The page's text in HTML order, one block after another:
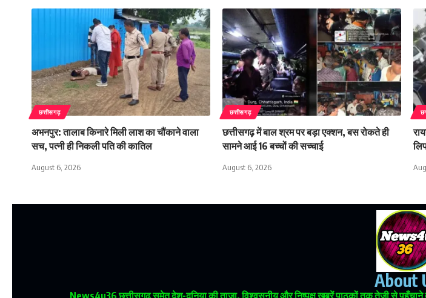
छत्तीसगढ़
अभनपुर: तालाब किनारे मिली लाश का चौंकाने वाला
सच, पत्नी ही निकली पति की कातिल
August 6, 2026
छत्तीसगढ़
छत्तीसगढ़ में बाल श्रम पर बड़ा एक्शन, बस रोकते ही
सामने आई 16 बच्चों की सच्चाई
August 6, 2026
About